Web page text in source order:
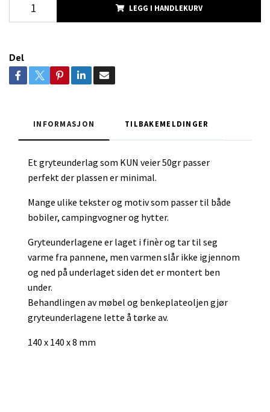
LEGG I HANDLEKURV
Del
INFORMASJON TILBAKEMELDINGER
Et gryteunderlag som KUN veier 50gr passer
perfekt der plassen er minimal.
Mange ulike tekster og motiv som passer til både
bobiler, campingvogner og hytter.
Gryteunderlagene er laget i finèr og tar til seg
varme fra pannene, men varmen slår ikke igjennom
og ned på underlaget siden det er montert ben
under.
Behandlingen av møbel og benkeplateoljen gjør
gryteunderlagene lette å tørke av.
140 x 140 x 8 mm